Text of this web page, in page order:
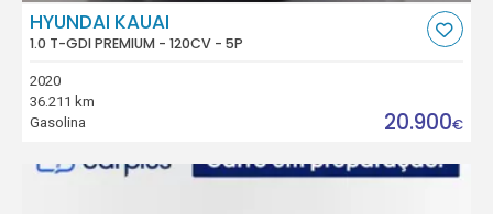
HYUNDAI KAUAI
1.0 T-GDI PREMIUM - 120CV - 5P
2020
36.211 km
Gasolina
20.900€